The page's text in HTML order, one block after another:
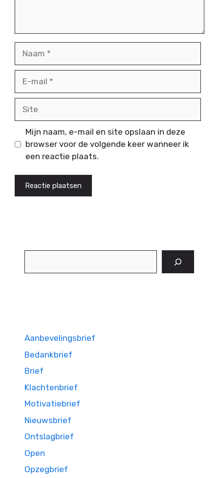
mail
Mijn naam, e-mail en site opslaan in deze
browser voor de volgende keer wanneer ik
een reactie plaats.
Aanbevelingsbrief
Bedankbrief
Brief
Klachtenbrief
Motivatiebrief
Nieuwsbrief
Ontslagbrief
Open
Opzegbrief